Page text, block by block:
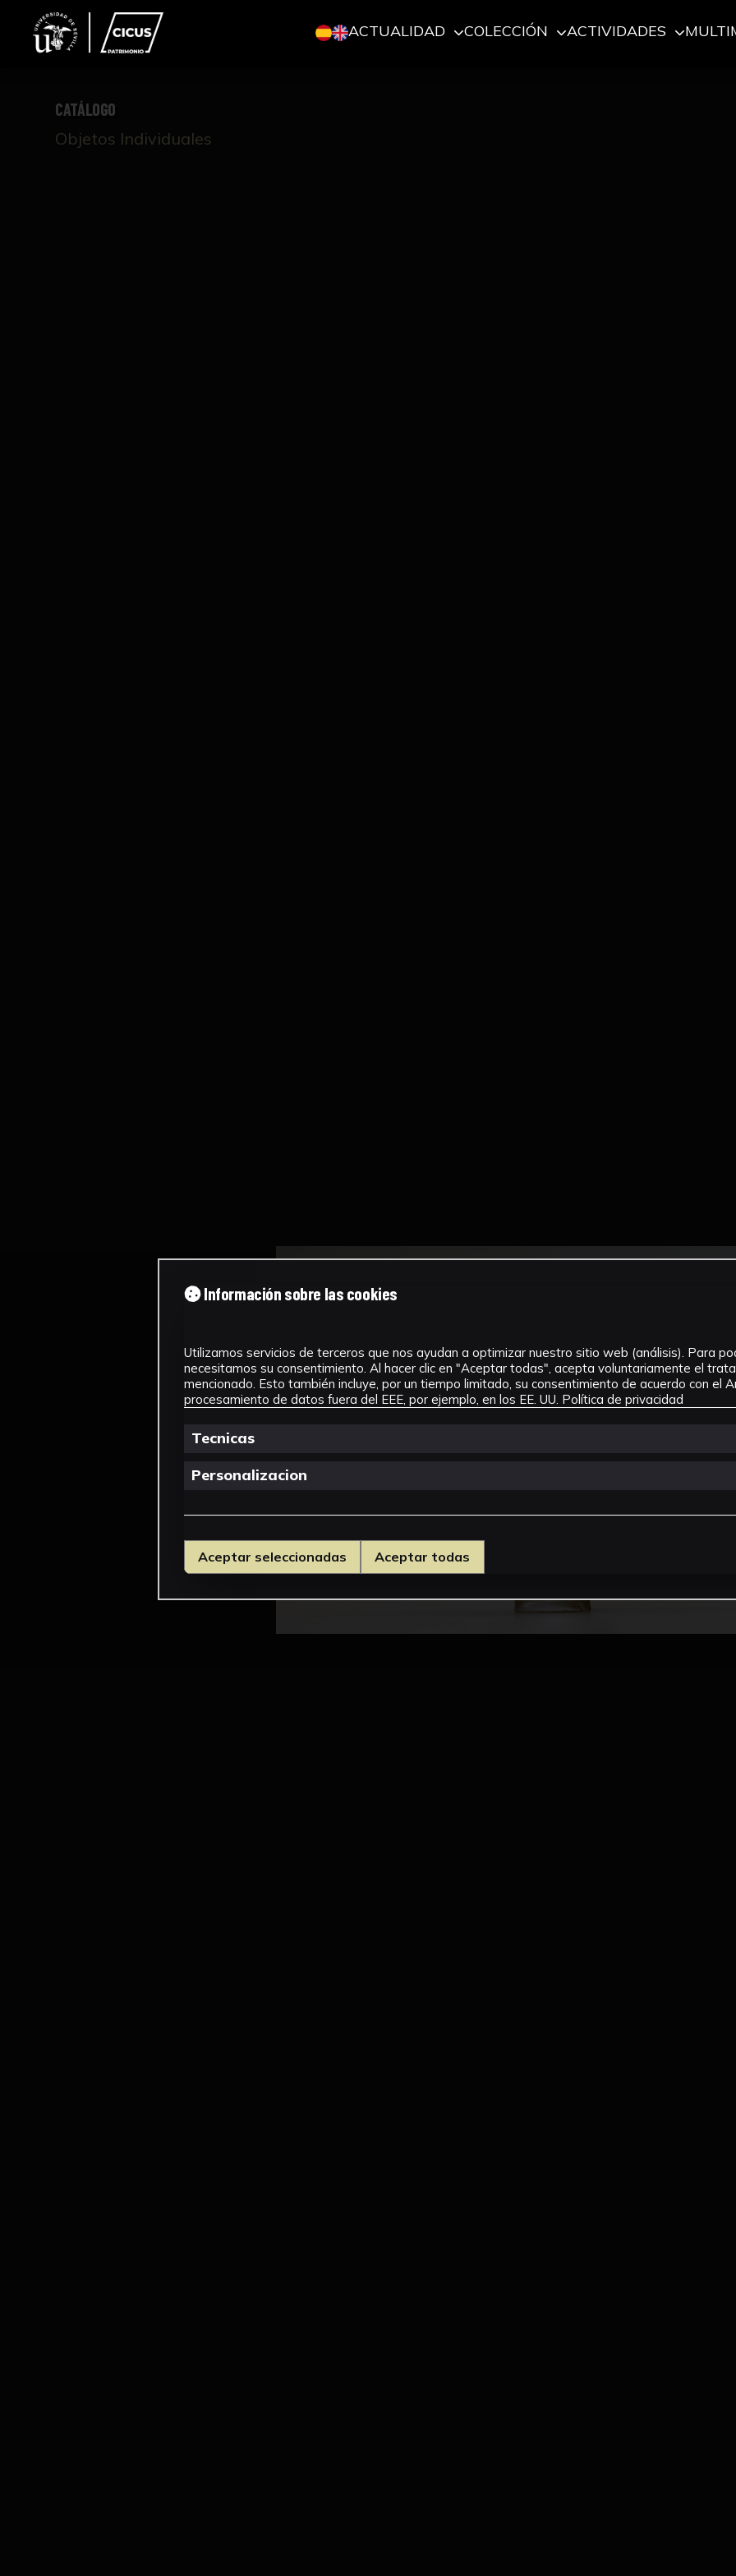
ACTUALIDAD COLECCIÓN ACTIVIDADES
CATÁLOGO
Objetos Individuales
Información sobre las cookies
Utilizamos servicios de terceros que nos ayudan a optimizar nuestro sitio web (análisis). Para
necesitamos su consentimiento. Al hacer clic en "Aceptar todas", acepta voluntariamente el
mencionado. Esto también incluye, por un tiempo limitado, su consentimiento de acuerdo con el
procesamiento de datos fuera del EEE, por ejemplo, en los EE. UU. Política de privacidad
Tecnicas
Personalizacion
Aceptar seleccionadas Aceptar todas